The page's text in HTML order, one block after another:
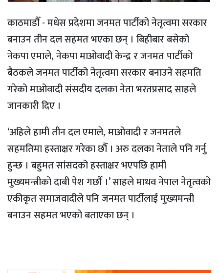
काठमाडौँ - मधेस प्रदेशमा जनमत पार्टीको नेतृत्वमा सरकार
बनाउन तीन दल सहमत भएका छन् । बिहीबार बसेको
नेकपा एमाले, नेकपा माओवादी केन्द्र र जनमत पार्टीको
बैठकले जनमत पार्टीको नेतृत्वमा सरकार बनाउने सहमति
गरेको माओवादी संसदीय दलका नेता भरतप्रसाद साहले
जानकारी दिए ।
‘अहिले हामी तीन दल एमाले, माओवादी र जनमतले
सहमतिमा हस्ताक्षर गरेका छौँ । अरु दलका नेताले पनि गर्नु
हुन्छ । बहुमत सांसदको हस्ताक्षर भएपछि हामी
मुख्यमन्त्रीको दाबी पेश गर्छौं ।’ साहले माधव नेपाल नेतृत्वको
एकीकृत समाजवादीले पनि जनमत पार्टीलाई मुख्यमन्त्री
बनाउन सहमत भएको बताएका छन् ।